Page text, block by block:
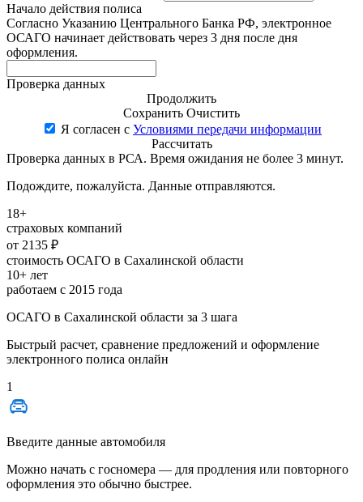
Начало действия полиса
Согласно Указанию Центрального Банка РФ, электронное
ОСАГО начинает действовать через 3 дня после дня
оформления.
Проверка данных
Продолжить
Сохранить Очистить
Я согласен с Условиями передачи информации
Рассчитать
Проверка данных в РСА. Время ожидания не более 3 минут.
Подождите, пожалуйста. Данные отправляются.
18+
страховых компаний
от 2135 ₽
стоимость ОСАГО в Сахалинской области
10+ лет
работаем с 2015 года
ОСАГО в Сахалинской области за 3 шага
Быстрый расчет, сравнение предложений и оформление
электронного полиса онлайн
1
Введите данные автомобиля
Можно начать с госномера — для продления или повторного
оформления это обычно быстрее.